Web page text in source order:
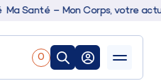
Santé – Mon Corps, votre
0